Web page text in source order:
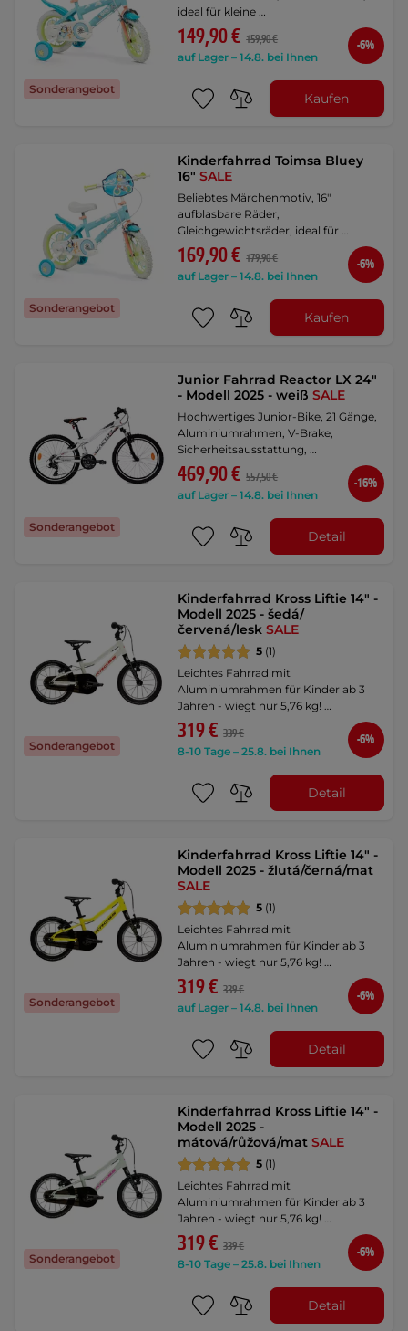
Sonderangebot
ideal für kleine …
149,90 € 159,90 €
auf Lager – 14.8. bei Ihnen
-6%
Kaufen
Sonderangebot
Kinderfahrrad Toimsa Bluey
16"SALE
Beliebtes Märchenmotiv, 16"
aufblasbare Räder,
Gleichgewichtsräder, ideal für …
169,90 € 179,90 €
auf Lager – 14.8. bei Ihnen
-6%
Kaufen
Sonderangebot
Junior Fahrrad Reactor LX 24"
- Modell 2025 - weißSALE
Hochwertiges Junior-Bike, 21 Gänge,
Aluminiumrahmen, V-Brake,
Sicherheitsausstattung, …
469,90 € 557,50 €
auf Lager – 14.8. bei Ihnen
-16%
Detail
Sonderangebot
Kinderfahrrad Kross Liftie 14" -
Modell 2025 - šedá/
červená/leskSALE
5 (1)
Leichtes Fahrrad mit
Aluminiumrahmen für Kinder ab 3
Jahren - wiegt nur 5,76 kg! …
319 € 339 €
8-10 Tage – 25.8. bei Ihnen
-6%
Detail
Sonderangebot
Kinderfahrrad Kross Liftie 14" -
Modell 2025 - žlutá/černá/mat
SALE
5 (1)
Leichtes Fahrrad mit
Aluminiumrahmen für Kinder ab 3
Jahren - wiegt nur 5,76 kg! …
319 € 339 €
auf Lager – 14.8. bei Ihnen
-6%
Detail
Sonderangebot
Kinderfahrrad Kross Liftie 14" -
Modell 2025 -
mátová/růžová/matSALE
5 (1)
Leichtes Fahrrad mit
Aluminiumrahmen für Kinder ab 3
Jahren - wiegt nur 5,76 kg! …
319 € 339 €
8-10 Tage – 25.8. bei Ihnen
-6%
Detail